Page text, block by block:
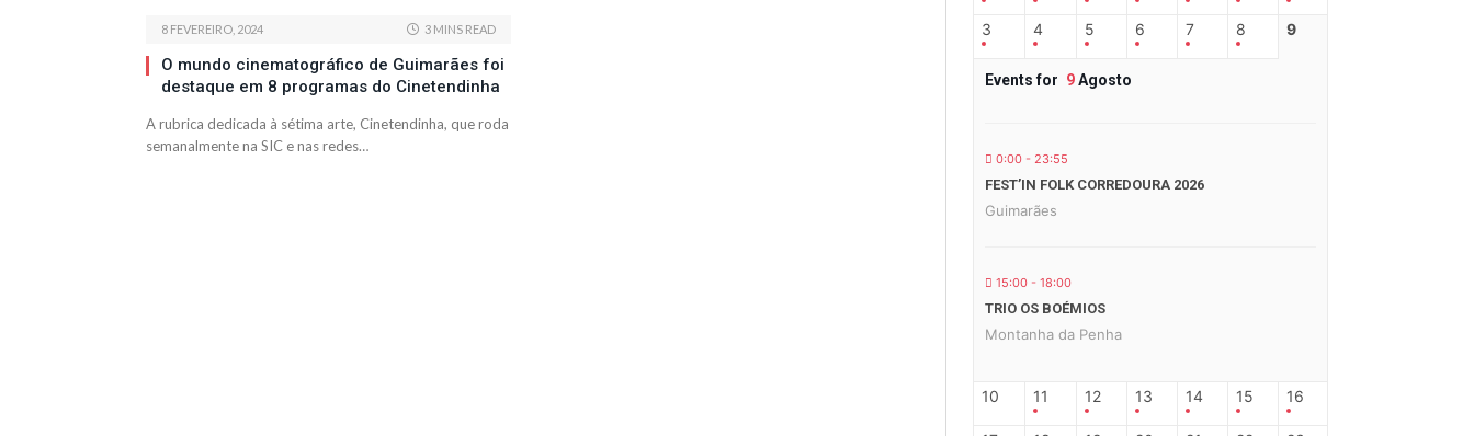
8 FEVEREIRO, 2024 3 MINS READ
O mundo cinematográfico de Guimarães foi
destaque em 8 programas do Cinetendinha
A rubrica dedicada à sétima arte, Cinetendinha, que roda
semanalmente na SIC e nas redes…
3 4 5 6 7 8 9
Events for 9Agosto
0:00 - 23:55
FEST’IN FOLK CORREDOURA 2026
Guimarães
15:00 - 18:00
TRIO OS BOÉMIOS
Montanha da Penha
10 11 12 13 14 15 16